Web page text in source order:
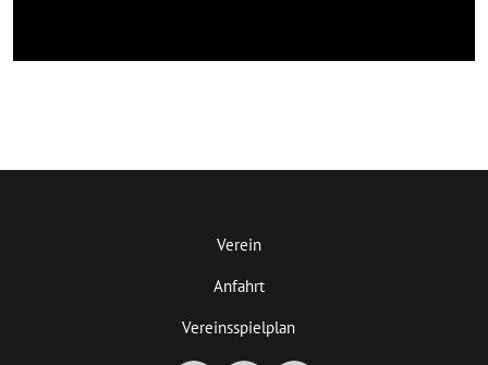
Verein
Anfahrt
Vereinsspielplan